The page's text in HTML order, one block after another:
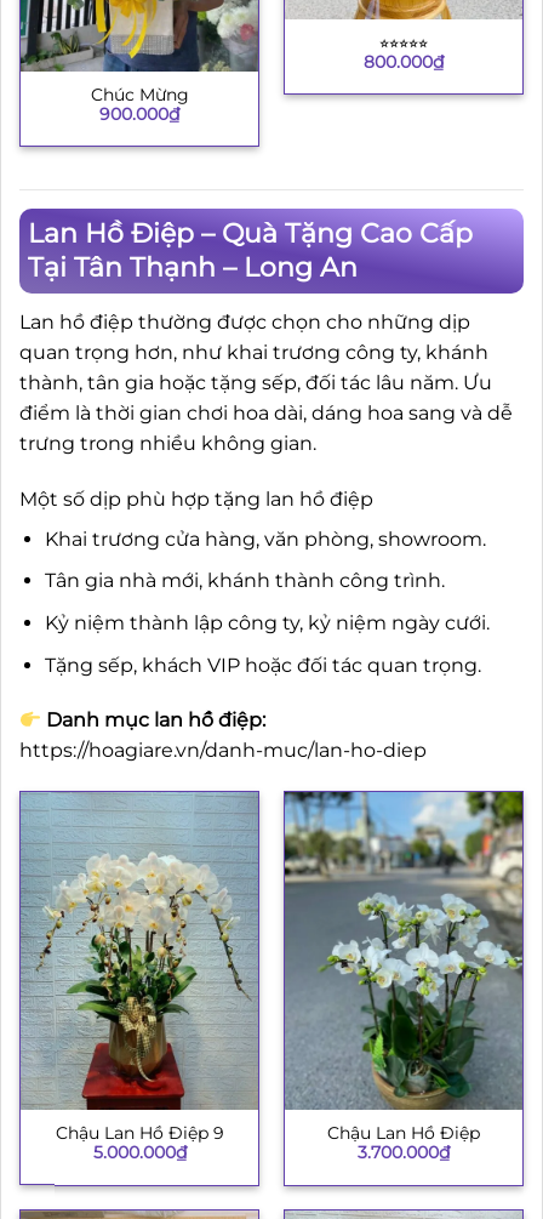
Chúc Mừng
900.000₫
⭐︎⭐︎⭐︎⭐︎⭐︎
800.000₫
Lan Hồ Điệp – Quà Tặng Cao Cấp
Tại Tân Thạnh – Long An
Lan hồ điệp thường được chọn cho những dịp
quan trọng hơn, như khai trương công ty, khánh
thành, tân gia hoặc tặng sếp, đối tác lâu năm. Ưu
điểm là thời gian chơi hoa dài, dáng hoa sang và dễ
trưng trong nhiều không gian.
Một số dịp phù hợp tặng lan hồ điệp
Khai trương cửa hàng, văn phòng, showroom.
Tân gia nhà mới, khánh thành công trình.
Kỷ niệm thành lập công ty, kỷ niệm ngày cưới.
Tặng sếp, khách VIP hoặc đối tác quan trọng.
Danh mục lan hồ điệp:
https://hoagiare.vn/danh-muc/lan-ho-diep
Chậu Lan Hồ Điệp 9
5.000.000₫
Chậu Lan Hồ Điệp
3.700.000₫